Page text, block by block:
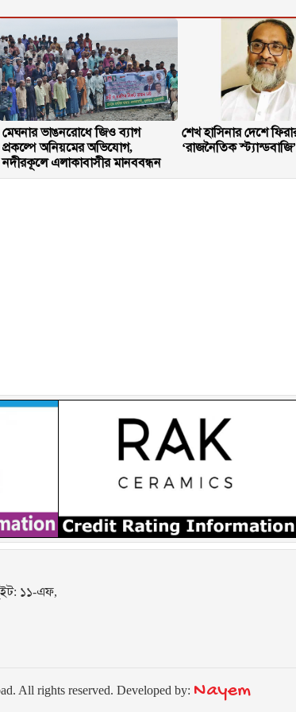
মেঘনার ভাঙনরোধে জিও ব্যাগ
প্রকল্পে অনিয়মের অভিযোগ,
নদীরকূলে এলাকাবাসীর মানববন্ধন
শেখ হাসিনার দেশে
‘রাজনৈতিক স্ট্যান্ডবাজি’
১১-এফ,
All rights reserved. Developed by: Nayem